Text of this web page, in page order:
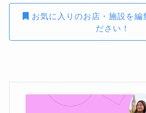
お気に入りのお店・施設を編
ださい！